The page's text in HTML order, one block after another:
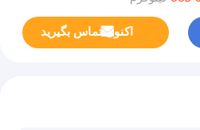
اکنون تماس بگیرید